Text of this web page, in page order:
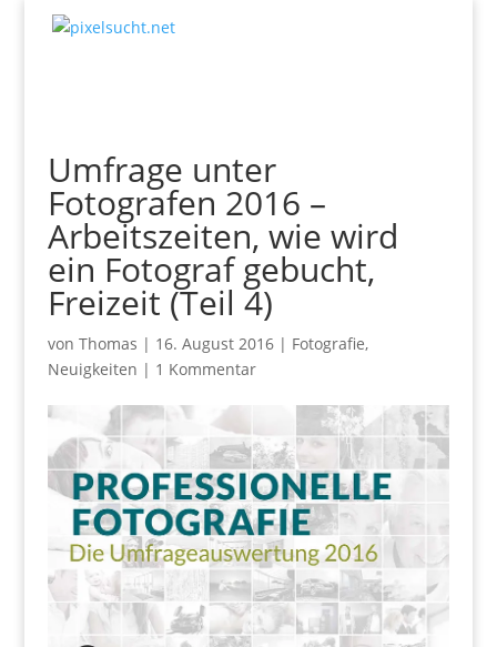
Umfrage unter
Fotografen 2016 –
Arbeitszeiten, wie wird
ein Fotograf gebucht,
Freizeit (Teil 4)
von Thomas | 16. August 2016| Fotografie,
Neuigkeiten | 1 Kommentar